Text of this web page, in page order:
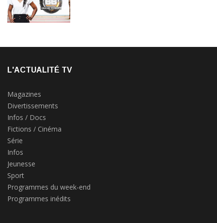
L'ACTUALITÉ TV
Magazines
Divertissements
Infos / Docs
Fictions / Cinéma
Série
Infos
Jeunesse
Sport
Programmes du week-end
Programmes inédits